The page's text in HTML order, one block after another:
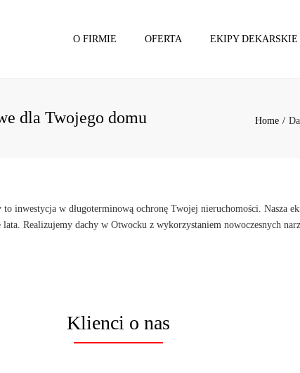
O FIRMIE OFERTA EKIPY DEKARSKIE
DACHY OTWOCK
dla Twojego domu Home
inwestycja w długoterminową ochronę Twojej nieruchomości. Nasza
Realizujemy dachy w Otwocku z wykorzystaniem nowoczesnych
Klienci o nas